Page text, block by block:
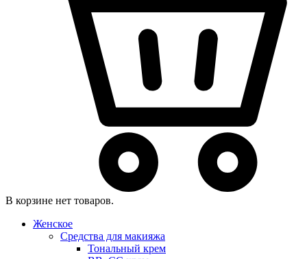
В корзине нет товаров.
Женское
Средства для макияжа
Тональный крем